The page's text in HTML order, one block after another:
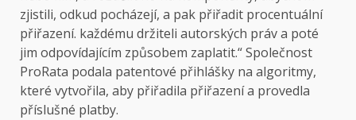
zjistili, odkud pocházejí, a pak přiřadit procentuální
přiřazení. každému držiteli autorských práv a poté
jim odpovídajícím způsobem zaplatit.“ Společnost
ProRata podala patentové přihlášky na algoritmy,
které vytvořila, aby přiřadila přiřazení a provedla
příslušné platby.